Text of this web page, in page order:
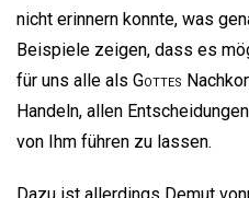
nicht erinnern konnte, was
Beispiele zeigen, dass es
für uns alle als Gottes
Handeln, allen
von Ihm führen zu lassen.